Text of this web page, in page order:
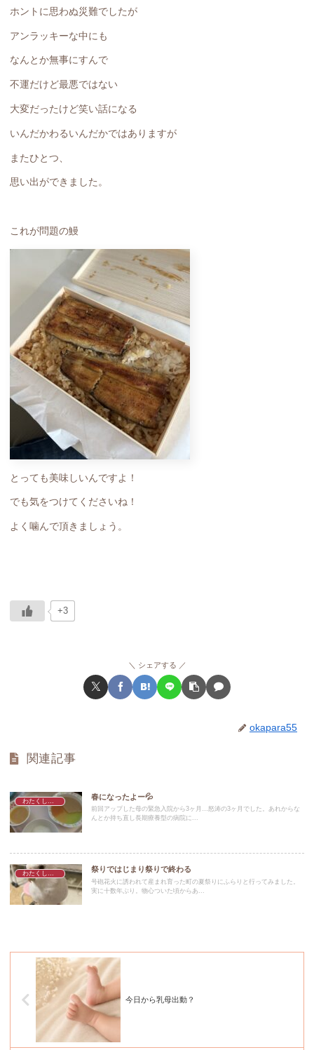
ホントに思わぬ災難でしたが
アンラッキーな中にも
なんとか無事にすんで
不運だけど最悪ではない
大変だったけど笑い話になる
いんだかわるいんだかではありますが
またひとつ、
思い出ができました。
これが問題の鰻
とっても美味しいんですよ！
でも気をつけてくださいね！
よく噛んで頂きましょう。
+3
シェアする
okapara55
関連記事
春になったよー💦
前回アップした母の緊急入院から3ヶ月…怒涛の3ヶ月でした。あれからな
んとか持ち直し長期療養型の病院に...
わたくしごと
祭りではじまり祭りで終わる
号砲花火に誘われて産まれ育った町の夏祭りにふらりと行ってみました。
実に十数年ぶり。物心ついた頃からあ...
今日から乳母出動？